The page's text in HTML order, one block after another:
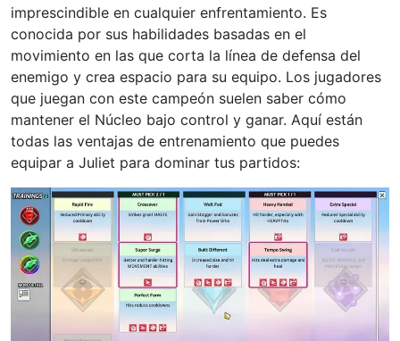
imprescindible en cualquier enfrentamiento. Es
conocida por sus habilidades basadas en el
movimiento en las que corta la línea de defensa del
enemigo y crea espacio para su equipo. Los jugadores
que juegan con este campeón suelen saber cómo
mantener el Núcleo bajo control y ganar. Aquí están
todas las ventajas de entrenamiento que puedes
equipar a Juliet para dominar tus partidos: